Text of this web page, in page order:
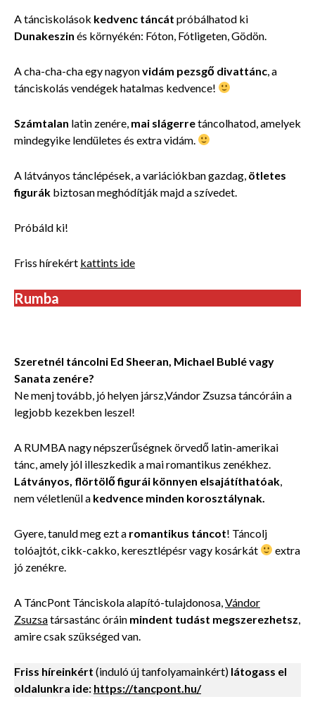
A tánciskolások kedvenc táncát próbálhatod ki
Dunakeszin és környékén: Fóton, Fótligeten, Gödön.
A cha-cha-cha egy nagyonvidám pezsgő divattánc , a
tánciskolás vendégek hatalmas kedvence!
Számtalan latin zenére, mai slágerretáncolhatod, amelyek
mindegyike lendületes és extra vidám.
A látványos tánclépések, a variációkban gazdag, ötletes
figurák biztosan meghódítják majd a szívedet.
Próbáld ki!
Friss hírekért kattints ide
Rumba
Szeretnél táncolni Ed Sheeran, Michael Bublé vagy
Sanata zenére?
Ne menj tovább, jó helyen jársz,Vándor Zsuzsa táncóráin a
legjobb kezekben leszel!
A RUMBA nagy népszerűségnek örvedő latin-amerikai
tánc, amely jól illeszkedik a mai romantikus zenékhez.
Látványos, flörtölő figurái könnyen elsajátíthatóak
nem véletlenül a kedvence minden korosztálynak.
Gyere, tanuld meg ezt a romantikus táncot! Táncolj
tolóajtót, cikk-cakko, keresztlépésr vagy kosárkát
extra
jó zenékre.
A TáncPont Tánciskola alapító-tulajdonosa, Vándor
Zsuzsatársastánc óráin mindent tudást megszerezhetsz
amire csak szükséged van.
Friss híreinkért (induló új tanfolyamainkért) látogass el
oldalunkra ide: https://tancpont.hu/